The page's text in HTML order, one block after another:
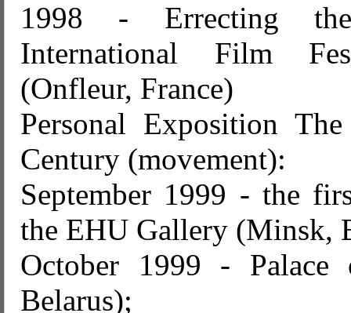
1998 - Errecting
International Film
(Onfleur, France)
Personal Exposition
Century (movement):
September 1999 - the
the EHU Gallery (Minsk,
October 1999 -
Belarus);